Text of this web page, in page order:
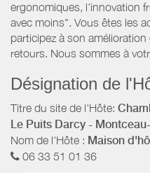
ergonomiques, l'innovation
avec moins". Vous êtes les
participez à son
retours. Nous sommes à
Désignation de
Titre du site de l'Hôte:
Le Puits Darcy -
Nom de l'Hôte : Maison
06 33 51 01 36